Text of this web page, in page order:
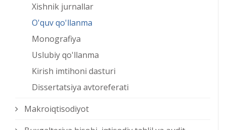
Xishnik jurnallar
O'quv qo'llanma
Monografiya
Uslubiy qo'llanma
Kirish imtihoni dasturi
Dissertatsiya avtoreferati
Makroiqtisodiyot